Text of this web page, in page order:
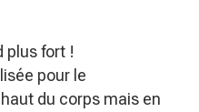
plus fort !
pour le
du corps mais en